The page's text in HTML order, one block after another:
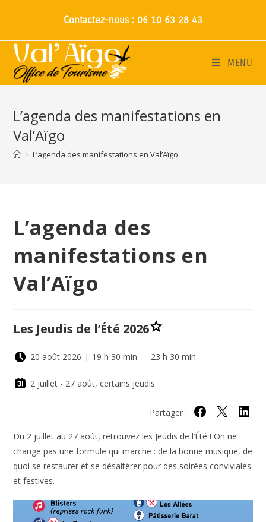
Contactez-nous : 06 10 63 28 43
MENU
L’agenda des manifestations en
Val’Aïgo
> L’agenda des manifestations en Val’Aïgo
L’agenda des
manifestations en
Val’Aïgo
Les Jeudis de l’Été 2026
20 août 2026 | 19 h 30 min - 23 h 30 min
2 juillet - 27 août, certains jeudis
Partager : Partager sur
Partager sur
Du 2 juillet au 27 août, retrouvez les Jeudis de l’Été ! On ne
change pas une formule qui marche : de la bonne musique, de
quoi se restaurer et se désaltérer pour des soirées conviviales
et festives.